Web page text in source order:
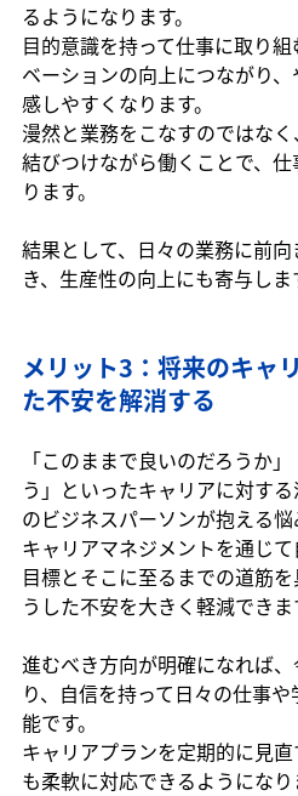
るようになります。
目的意識を持って仕事に取り
ベーションの向上につながり
感しやすくなります。
漫然と業務をこなすのではな
結びつけながら働くことで、
ります。
結果として、日々の業務に前
き、生産性の向上にも寄与しま
メリット3：将来のキャ
た不安を解消する
「このままで良いのだろうか
う」といったキャリアに対す
のビジネスパーソンが抱える悩
キャリアマネジメントを通じ
目標とそこに至るまでの道筋
うした不安を大きく軽減できま
進むべき方向が明確になれば
り、自信を持って日々の仕事
能です。
キャリアプランを定期的に見
も柔軟に対応できるようになり